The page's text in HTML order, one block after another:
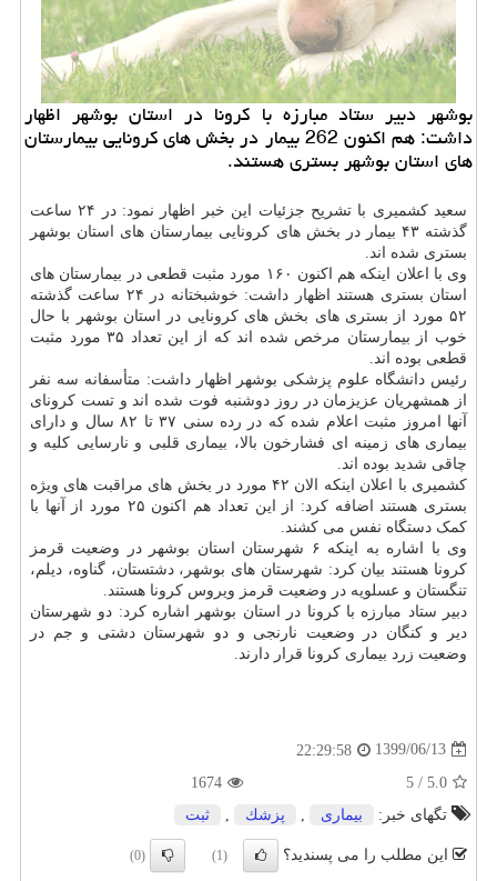
بوشهر دبیر ستاد مبارزه با كرونا در استان بوشهر اظهار
داشت: هم اكنون 262 بیمار در بخش های كرونایی بیمارستان
های استان بوشهر بستری هستند.
سعید کشمیری با تشریح جزئیات این خبر اظهار نمود: در ۲۴ ساعت
گذشته ۴۳ بیمار در بخش های کرونایی بیمارستان های استان بوشهر
بستری شده اند.
وی با اعلان اینکه هم اکنون ۱۶۰ مورد مثبت قطعی در بیمارستان های
استان بستری هستند اظهار داشت: خوشبختانه در ۲۴ ساعت گذشته
۵۲ مورد از بستری های بخش های کرونایی در استان بوشهر با حال
خوب از بیمارستان مرخص شده اند که از این تعداد ۳۵ مورد مثبت
قطعی بوده اند.
رئیس دانشگاه علوم پزشکی بوشهر اظهار داشت: متأسفانه سه نفر
از همشهریان عزیزمان در روز دوشنبه فوت شده اند و تست کرونای
آنها امروز مثبت اعلام شده که در رده سنی ۳۷ تا ۸۲ سال و دارای
بیماری های زمینه ای فشارخون بالا، بیماری قلبی و نارسایی کلیه و
چاقی شدید بوده اند.
کشمیری با اعلان اینکه الان ۴۲ مورد در بخش های مراقبت های ویژه
بستری هستند اضافه کرد: از این تعداد هم اکنون ۲۵ مورد از آنها با
کمک دستگاه نفس می کشند.
وی با اشاره به اینکه ۶ شهرستان استان بوشهر در وضعیت قرمز
کرونا هستند بیان کرد: شهرستان های بوشهر، دشتستان، گناوه، دیلم،
تنگستان و عسلویه در وضعیت قرمز ویروس کرونا هستند.
دبیر ستاد مبارزه با کرونا در استان بوشهر اشاره کرد: دو شهرستان
دیر و کنگان در وضعیت نارنجی و دو شهرستان دشتی و جم در
وضعیت زرد بیماری کرونا قرار دارند.
1399/06/13
22:29:58
5.0
/
5
1674
تگهای خبر:
بیماری پزشك ثبت
این مطلب را می پسندید؟ (1)
(0)